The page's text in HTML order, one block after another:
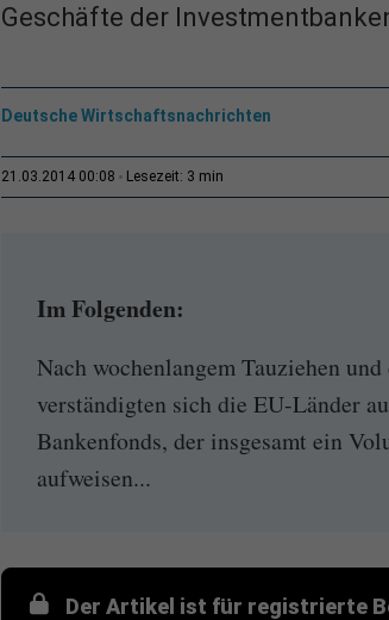
Geschäfte der
Deutsche Wirtschaftsnachrichten
21.03.2014 00:08 Lesezeit: 3 min
Im Folgenden:
Nach wochenlangem Tauziehen
verständigten sich die EU-Länder
Bankenfonds, der insgesamt ein
aufweisen...
Der Artikel ist für registrierte